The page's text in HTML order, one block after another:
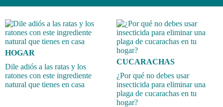
HOGAR
Dile adiós a las ratas y los
ratones con este ingrediente
natural que tienes en casa
CUCARACHAS
¿Por qué no debes usar
insecticida para eliminar una
plaga de cucarachas en tu
hogar?